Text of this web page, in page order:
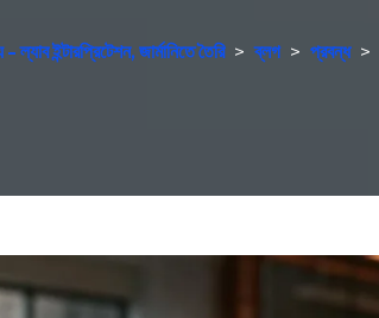
ইন্টারপ্রিটেশন, জার্মানিতে তৈরি > ব্লগ > প্রবন্ধ >